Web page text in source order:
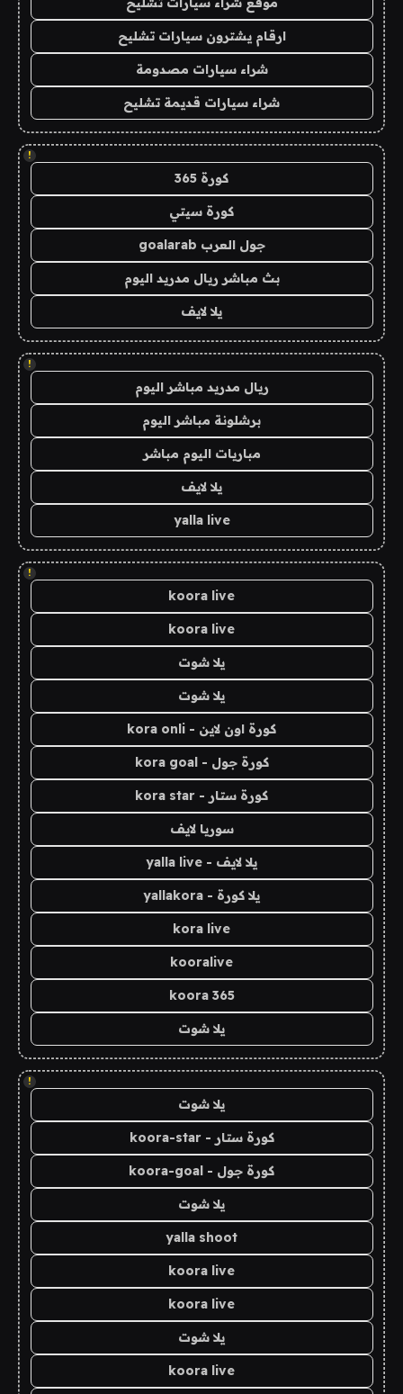
ارقام يشترون سيارات تشليح
شراء سيارات مصدومة
شراء سيارات قديمة تشليح
!
كورة 365
كورة سيتي
جول العرب goalarab
بث مباشر ريال مدريد اليوم
يلا لايف
!
ريال مدريد مباشر اليوم
برشلونة مباشر اليوم
مباريات اليوم مباشر
يلا لايف
yalla live
!
koora live
koora live
يلا شوت
يلا شوت
كورة اون لاين - kora onli
كورة جول - kora goal
كورة ستار - kora star
سوريا لايف
يلا لايف - yalla live
يلا كورة - yallakora
kora live
kooralive
koora 365
يلا شوت
!
يلا شوت
كورة ستار - koora-star
كورة جول - koora-goal
يلا شوت
yalla shoot
koora live
koora live
يلا شوت
koora live